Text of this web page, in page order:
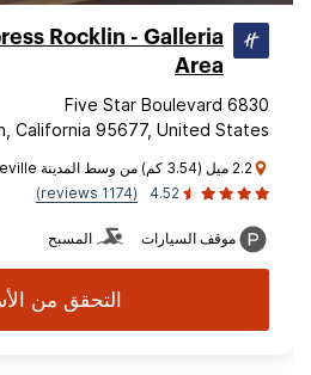
Rocklin - Galleria
Area
6830 Five Star Boulevard
California 95677, United States
2.2 ميل (3.54 كم) من وسط المدينة Roseville
4.52
(1174 reviews)
موقف السيارات المسبح
التحقق من